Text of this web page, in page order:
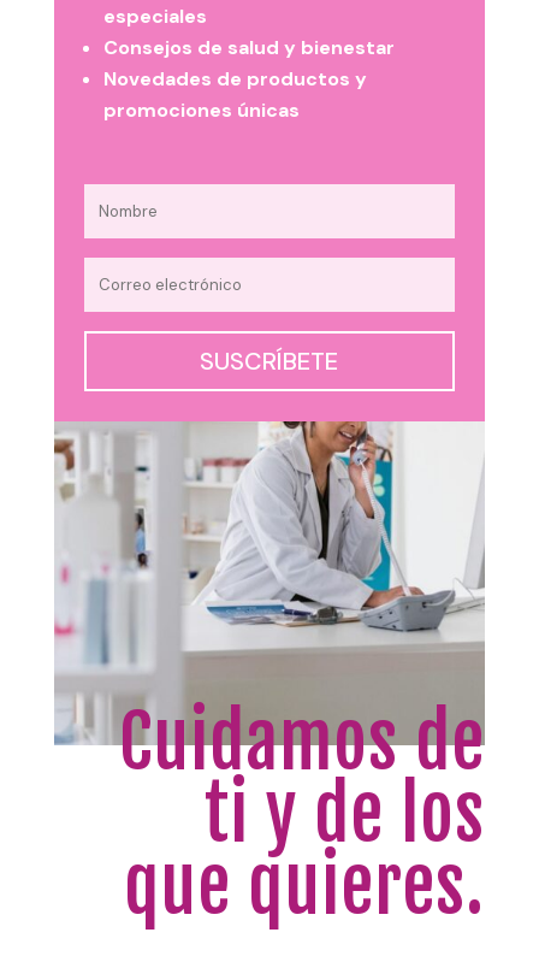
especiales
Consejos de salud y bienestar
Novedades de productos y
promociones únicas
SUSCRÍBETE
Cuidamos de
ti y de los
que quieres.